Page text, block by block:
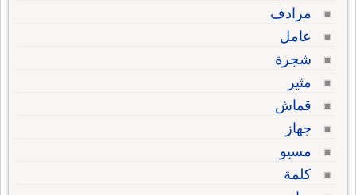
مرادف
عامل
شجرة
مثير
قماش
جهاز
مسيو
كلمة